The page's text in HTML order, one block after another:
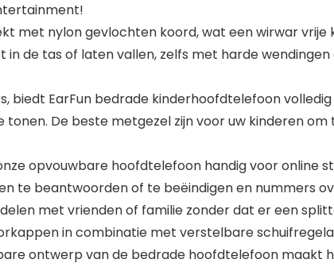
met nylon gevlochten koord, wat een wirwar vrije
de tas of laten vallen, zelfs met harde
biedt EarFun bedrade kinderhoofdtelefoon
De beste metgezel zijn voor uw kinderen om
opvouwbare hoofdtelefoon handig voor online
te beantwoorden of te beëindigen en nummers
met vrienden of familie zonder dat er een
in combinatie met verstelbare
ontwerp van de bedrade hoofdtelefoon maakt